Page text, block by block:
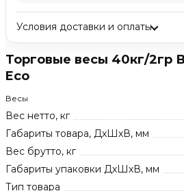
Торговые весы 40кг/2гр
Eco
Весы
Вес нетто, кг
Габариты товара, ДхШхВ, мм
Вес брутто, кг
Габариты упаковки ДхШхВ, мм
Тип товара
Условия доставки и оплаты